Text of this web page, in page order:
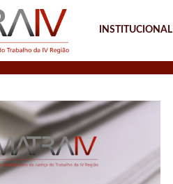
INSTITUCIONAL